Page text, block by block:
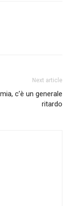
Next article
c’è un generale
ritardo